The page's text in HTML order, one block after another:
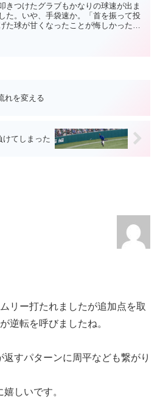
きつけたグラブもかなりの球速が出ま
した。いや、手袋速か。「首を振って投
た球が甘くなったことが悔しかった」
れを変える
けてしまった
リー打たれましたが追加点を取
逆転を呼びましたね。
すパターンに周平なども繋がり
しいです。